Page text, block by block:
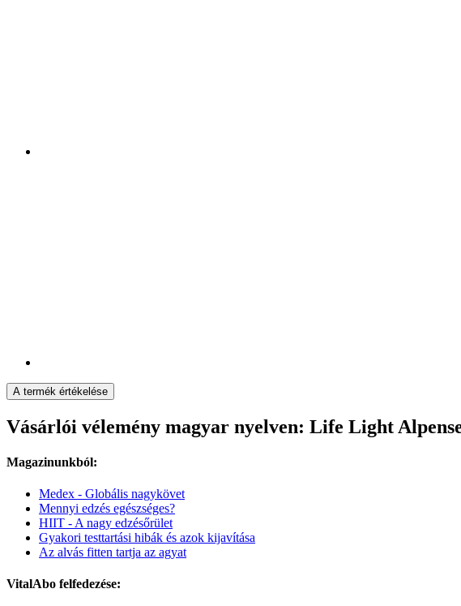
A termék értékelése
Vásárlói vélemény magyar nyelven: Life Light
Magazinunkból:
Medex - Globális nagykövet
Mennyi edzés egészséges?
HIIT - A nagy edzésőrület
Gyakori testtartási hibák és azok kijavítása
Az alvás fitten tartja az agyat
VitalAbo felfedezése: